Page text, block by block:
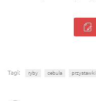
Tagi: ryby cebula przystawki